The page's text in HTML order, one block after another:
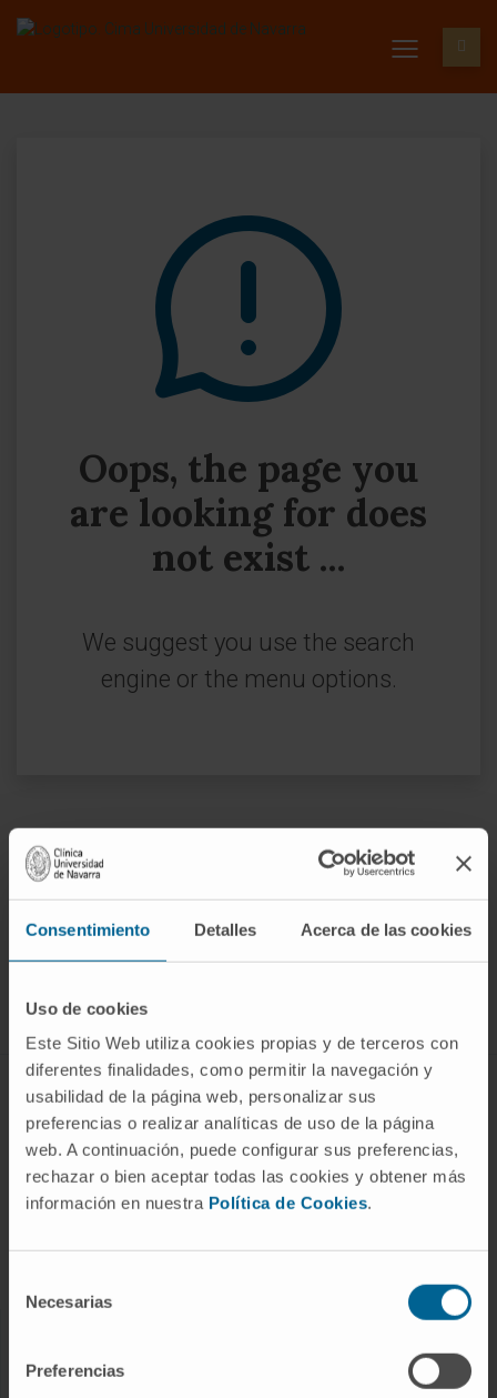
Consentimiento Detalles Acerca de las cookies
Uso de cookies
Este Sitio Web utiliza cookies propias y de terceros con
diferentes finalidades, como permitir la navegación y
usabilidad de la página web, personalizar sus
preferencias o realizar analíticas de uso de la página
web. A continuación, puede configurar sus preferencias,
rechazar o bien aceptar todas las cookies y obtener más
información en nuestra Política de Cookies.
Necesarias
Preferencias
Oops, the page you
are looking for does
not exist ...
We suggest you use the search
engine or the menu options.
ABOUT CIMA
Who we are
Research Center of the Clinica
Campus of the Universidad de Navarra